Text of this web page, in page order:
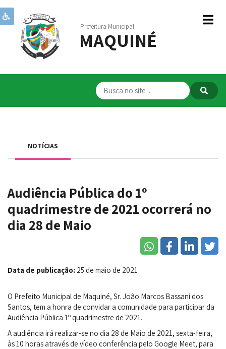
Prefeitura Municipal
MAQUINÉ
Institucional
Governo
Serviços
Servidores
NOTÍCIAS
Audiência Pública do 1º
quadrimestre de 2021 ocorrerá no
dia 28 de Maio
Data de publicação: 25 de maio de 2021
O Prefeito Municipal de Maquiné, Sr. João Marcos Bassani dos
Santos, tem a honra de convidar a comunidade para participar da
Audiência Pública 1º quadrimestre de 2021.
A audiência irá realizar-se no dia 28 de Maio de 2021, sexta-feira,
às 10 horas através de vídeo conferência pelo Google Meet, para